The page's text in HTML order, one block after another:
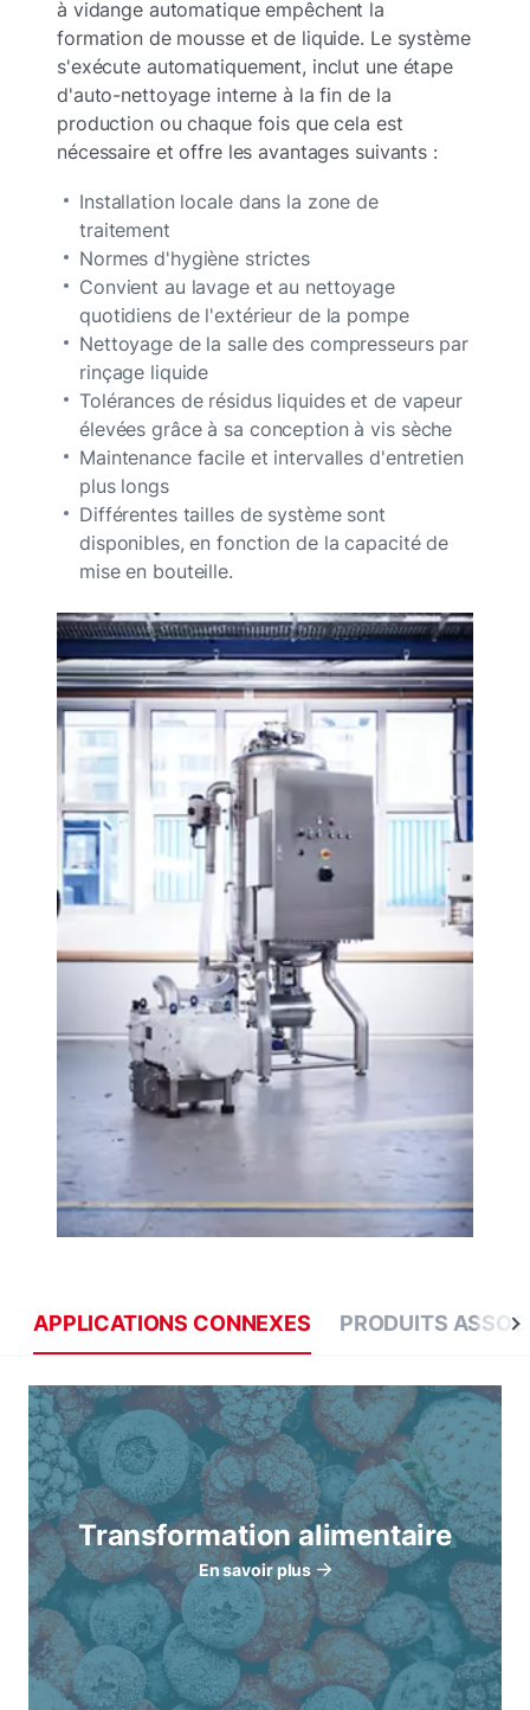
à vidange automatique empêchent la
formation de mousse et de liquide. Le système
s'exécute automatiquement, inclut une étape
d'auto-nettoyage interne à la fin de la
production ou chaque fois que cela est
nécessaire et offre les avantages suivants :
Installation locale dans la zone de
traitement
Normes d'hygiène strictes
Convient au lavage et au nettoyage
quotidiens de l'extérieur de la pompe
Nettoyage de la salle des compresseurs par
rinçage liquide
Tolérances de résidus liquides et de vapeur
élevées grâce à sa conception à vis sèche
Maintenance facile et intervalles d'entretien
plus longs
Différentes tailles de système sont
disponibles, en fonction de la capacité de
mise en bouteille.
APPLICATIONS CONNEXES PRODUITS
Transformation alimentaire
En savoir plus